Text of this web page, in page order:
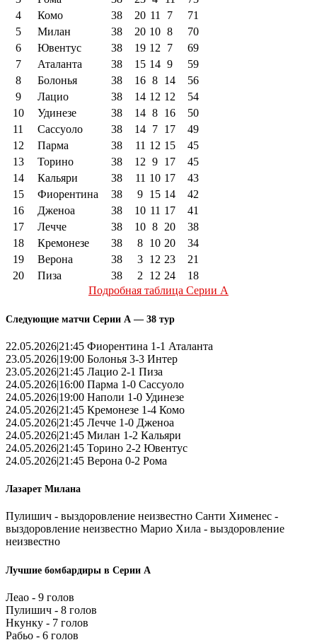
4
Комо 38 20 11 7
71
5
Милан 38 20 10 8
70
6
Ювентус 38 19 12 7
69
7
Аталанта 38 15 14 9
59
8
Болонья 38 16 8 14
56
9
Лацио 38 14 12 12
54
10
Удинезе 38 14 8 16
50
11
Сассуоло 38 14 7 17
49
12
Парма 38 11 12 15
45
13
Торино 38 12 9 17
45
14
Кальяри 38 11 10 17
43
15
Фиорентина 38 9 15 14
42
16
Дженоа 38 10 11 17
41
17
Лечче 38 10 8 20
38
18
Кремонезе 38 8 10 20
34
19
Верона 38 3 12 23
21
20
Пиза 38 2 12 24
18
Подробная таблица Серии А
Следующие матчи Серии А — 38 тур
22.05.2026|21:45 Фиорентина 1-1 Аталанта
23.05.2026|19:00 Болонья 3-3 Интер
23.05.2026|21:45 Лацио 2-1 Пиза
24.05.2026|16:00 Парма 1-0 Сассуоло
24.05.2026|19:00 Наполи 1-0 Удинезе
24.05.2026|21:45 Кремонезе 1-4 Комо
24.05.2026|21:45 Лечче 1-0 Дженоа
24.05.2026|21:45 Милан 1-2 Кальяри
24.05.2026|21:45 Торино 2-2 Ювентус
24.05.2026|21:45 Верона 0-2 Рома
Лазарет Милана
Пулишич - выздоровление неизвестно Санти Хименес -
выздоровление неизвестно Марио Хила - выздоровление
неизвестно
Лучшие бомбардиры в Серии А
Леао - 9 голов
Пулишич - 8 голов
Нкунку - 7 голов
Рабьо - 6 голов